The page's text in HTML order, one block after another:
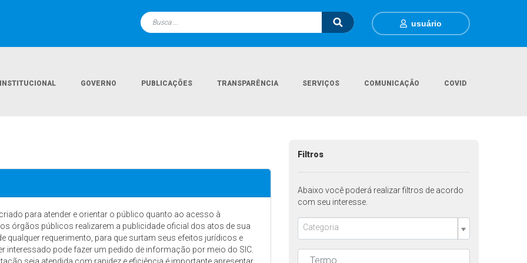
usuário
INSTITUCIONAL GOVERNO PUBLICAÇÕES TRANSPARÊNCIA SERVIÇOS COMUNICAÇÃO COVID
para atender e orientar o público quanto ao acesso à
órgãos públicos realizarem a publicidade oficial dos atos de sua
qualquer requerimento, para que surtam seus efeitos jurídicos e
interessado pode fazer um pedido de informação por meio do SIC.
Filtros
Abaixo você poderá realizar filtros de acordo
com seu interesse.
Categoria